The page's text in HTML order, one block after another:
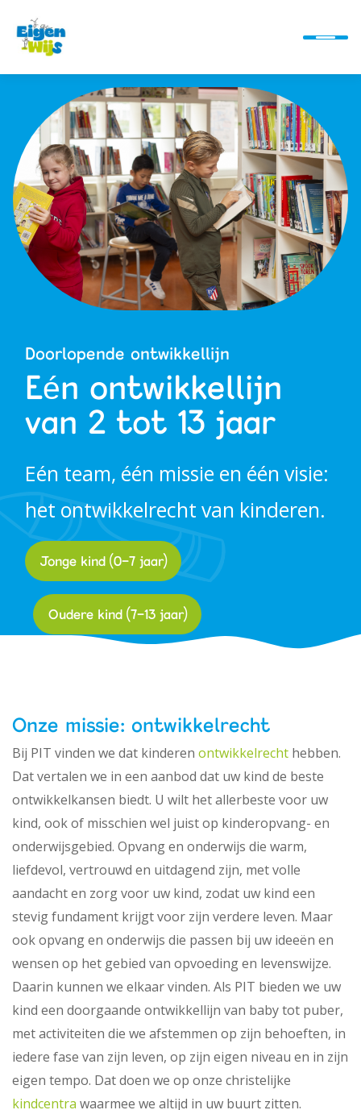
Ontwikkellijn
Alles over ons
Actueel
Alles bij de hand
Werken bij PIT
Doorlopende ontwikkellijn
Eén ontwikkellijn
van 2 tot 13 jaar
Eén team, één missie en één visie:
het ontwikkelrecht van kinderen.
Jonge kind (0-7 jaar)
Oudere kind (7-13 jaar)
Onze missie: ontwikkelrecht
Bij PIT vinden we dat kinderen ontwikkelrecht hebben.
Dat vertalen we in een aanbod dat uw kind de beste
ontwikkelkansen biedt. U wilt het allerbeste voor uw
kind, ook of misschien wel juist op kinderopvang- en
onderwijsgebied. Opvang en onderwijs die warm,
liefdevol, vertrouwd en uitdagend zijn, met volle
aandacht en zorg voor uw kind, zodat uw kind een
stevig fundament krijgt voor zijn verdere leven. Maar
ook opvang en onderwijs die passen bij uw ideeën en
wensen op het gebied van opvoeding en levenswijze.
Daarin kunnen we elkaar vinden. Als PIT bieden we uw
kind een doorgaande ontwikkellijn van baby tot puber,
met activiteiten die we afstemmen op zijn behoeften, in
iedere fase van zijn leven, op zijn eigen niveau en in zijn
eigen tempo. Dat doen we op onze christelijke
kindcentra waarmee we altijd in uw buurt zitten.